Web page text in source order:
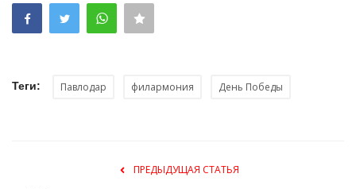
Теги: Павлодар филармония День Победы
ПРЕДЫДУЩАЯ СТАТЬЯ